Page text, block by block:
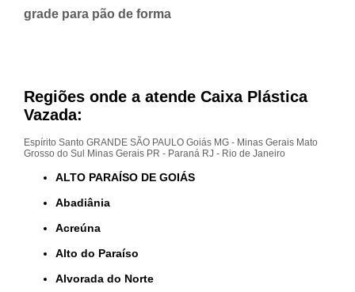
grade para pão de forma
Regiões onde a atende Caixa Plástica
Vazada:
Espírito Santo GRANDE SÃO PAULO Goiás MG - Minas Gerais Mato
Grosso do Sul
Minas Gerais PR - Paraná RJ - Rio de Janeiro
ALTO PARAÍSO DE GOIÁS
Abadiânia
Acreúna
Alto do Paraíso
Alvorada do Norte